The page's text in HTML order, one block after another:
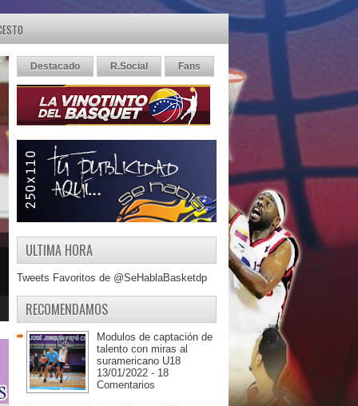
Destacado R.Social Fans
ULTIMA HORA
Tweets Favoritos de @SeHablaBasketdp
RECOMENDAMOS
Modulos de captación de
talento con miras al
suramericano U18
13/01/2022 - 18
Comentarios